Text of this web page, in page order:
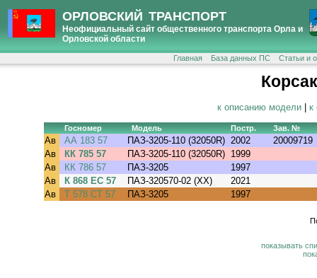
ОРЛОВСКИЙ ТРАНСПОРТ
Неофициальный сайт общественного транспорта Орла и
Орловской области
Главная База данных ПС Статьи и
к описанию модели| к
Госномер Модель Постр. Зав. №
Ав АА 183 57 ПАЗ-3205-110 (32050R) 2002
20009719
Ав
КК 785 57 ПАЗ-3205-110 (32050R) 1999
Ав
КК 786 57 ПАЗ-3205
1997
Ав
К 868 ЕС 57 ПАЗ-320570-02 (XX)
2021
Ав
Т 578 СТ 57 ПАЗ-3205 1997
показывать